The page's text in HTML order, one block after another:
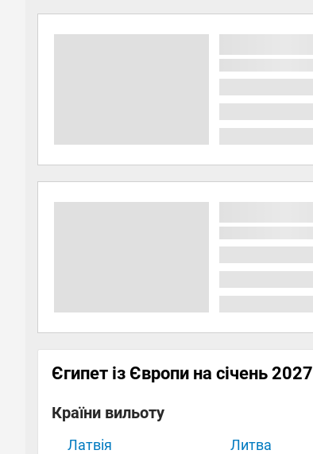
Єгипет із Європи на січень 2027
Країни вильоту
Латвія Литва